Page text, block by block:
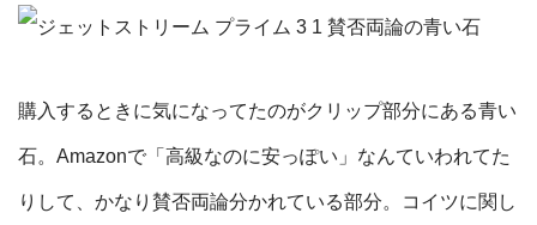
購入するときに気になってたのがクリップ部分にある青い
石。Amazonで「高級なのに安っぽい」なんていわれてた
りして、かなり賛否両論分かれている部分。コイツに関し